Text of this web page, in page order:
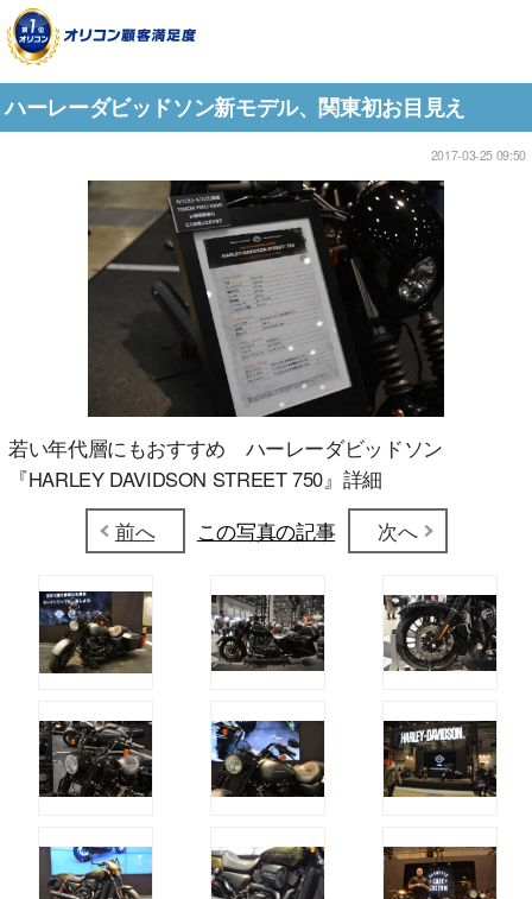
ハーレーダビッドソン新モデル、関東初お目見え
2017-03-25 09:50
若い年代層にもおすすめ ハーレーダビッドソン
『HARLEY DAVIDSON STREET 750』詳細
前へ
この写真の記事 次へ